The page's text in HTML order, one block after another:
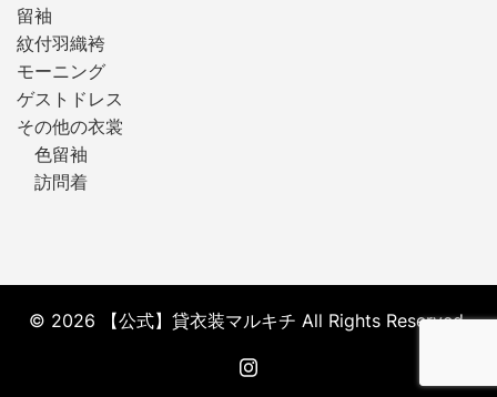
留袖
紋付羽織袴
モーニング
ゲストドレス
その他の衣裳
色留袖
訪問着
© 2026 【公式】貸衣装マルキチ All Rights Reserved.